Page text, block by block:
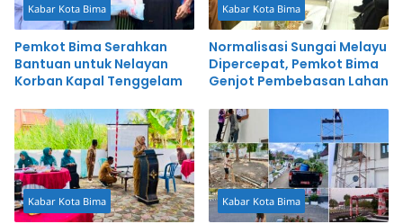
Kabar Kota Bima
Pemkot Bima Serahkan
Bantuan untuk Nelayan
Korban Kapal Tenggelam
Kabar Kota Bima
Normalisasi Sungai Melayu
Dipercepat, Pemkot Bima
Genjot Pembebasan Lahan
Kabar Kota Bima Kabar Kota Bima